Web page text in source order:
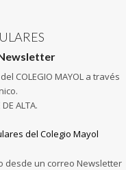
COLEGIO MAYOL a través
ALTA.
desde un correo Newsletter